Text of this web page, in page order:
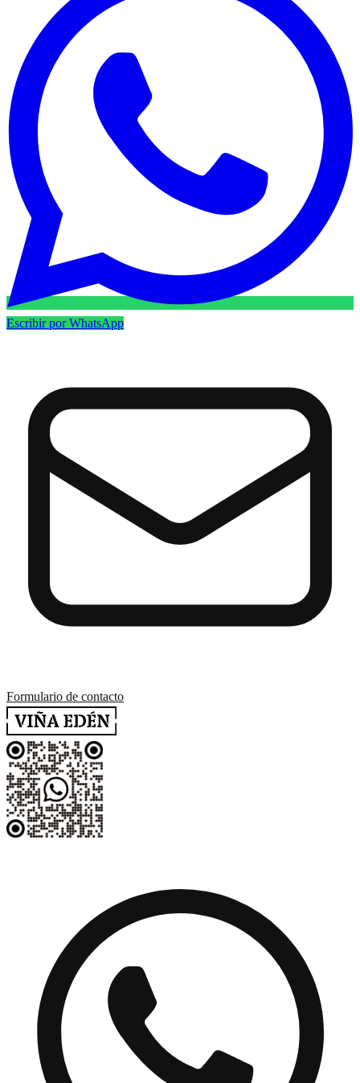
Escribir por WhatsApp
Formulario de contacto